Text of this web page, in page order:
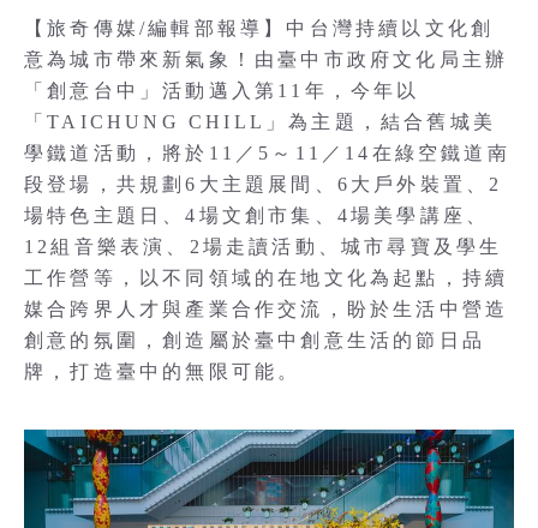
【旅奇傳媒/編輯部報導】中台灣持續以文化創
意為城市帶來新氣象！由臺中市政府文化局主辦
「創意台中」活動邁入第11年，今年以
「TAICHUNG CHILL」為主題，結合舊城美
學鐵道活動，將於11／5～11／14在綠空鐵道南
段登場，共規劃6大主題展間、6大戶外裝置、2
場特色主題日、4場文創市集、4場美學講座、
12組音樂表演、2場走讀活動、城市尋寶及學生
工作營等，以不同領域的在地文化為起點，持續
媒合跨界人才與產業合作交流，盼於生活中營造
創意的氛圍，創造屬於臺中創意生活的節日品
牌，打造臺中的無限可能。